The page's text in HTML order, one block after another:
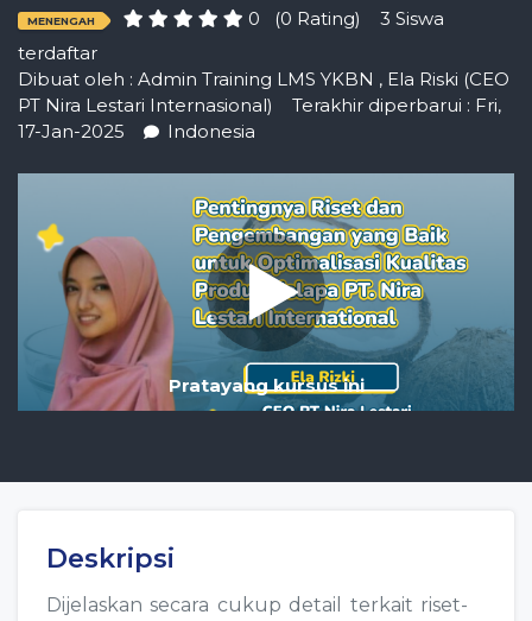
MENENGAH 0 (0 Rating)
3 Siswa
terdaftar
Dibuat oleh : Admin Training LMS YKBN , Ela Riski (CEO
PT Nira Lestari Internasional)
Terakhir diperbarui : Fri,
17-Jan-2025
Indonesia
Pratayang kursus ini
Deskripsi
Dijelaskan secara cukup detail terkait riset-